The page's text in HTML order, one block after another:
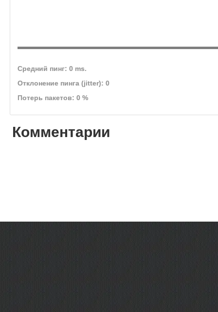
Средний пинг: 0 ms.
Отклонение пинга (jitter): 0
Потерь пакетов: 0 %
Комментарии